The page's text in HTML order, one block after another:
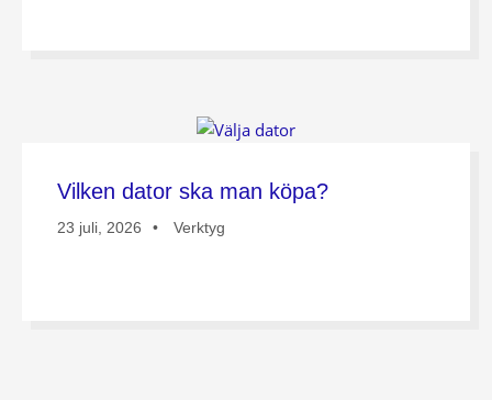
Vilken dator ska man köpa?
23 juli, 2026 Verktyg